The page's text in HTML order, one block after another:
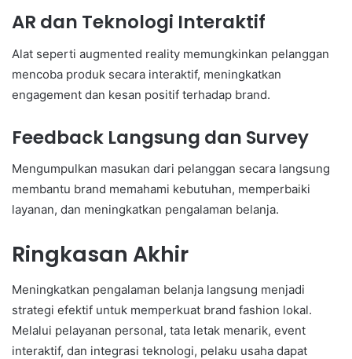
AR dan Teknologi Interaktif
Alat seperti augmented reality memungkinkan pelanggan
mencoba produk secara interaktif, meningkatkan
engagement dan kesan positif terhadap brand.
Feedback Langsung dan Survey
Mengumpulkan masukan dari pelanggan secara langsung
membantu brand memahami kebutuhan, memperbaiki
layanan, dan meningkatkan pengalaman belanja.
Ringkasan Akhir
Meningkatkan pengalaman belanja langsung menjadi
strategi efektif untuk memperkuat brand fashion lokal.
Melalui pelayanan personal, tata letak menarik, event
interaktif, dan integrasi teknologi, pelaku usaha dapat